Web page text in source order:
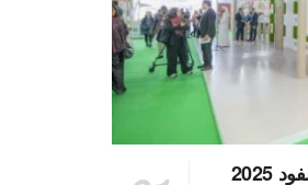
أغذية تُعزز ريادتها في جلفود 2025